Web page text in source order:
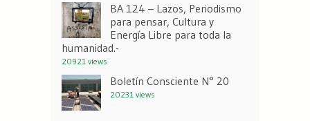
BA 124 – Lazos, Periodismo
para pensar, Cultura y
Energía Libre para toda la
humanidad.-
20921 views
Boletín Consciente N° 20
20231 views